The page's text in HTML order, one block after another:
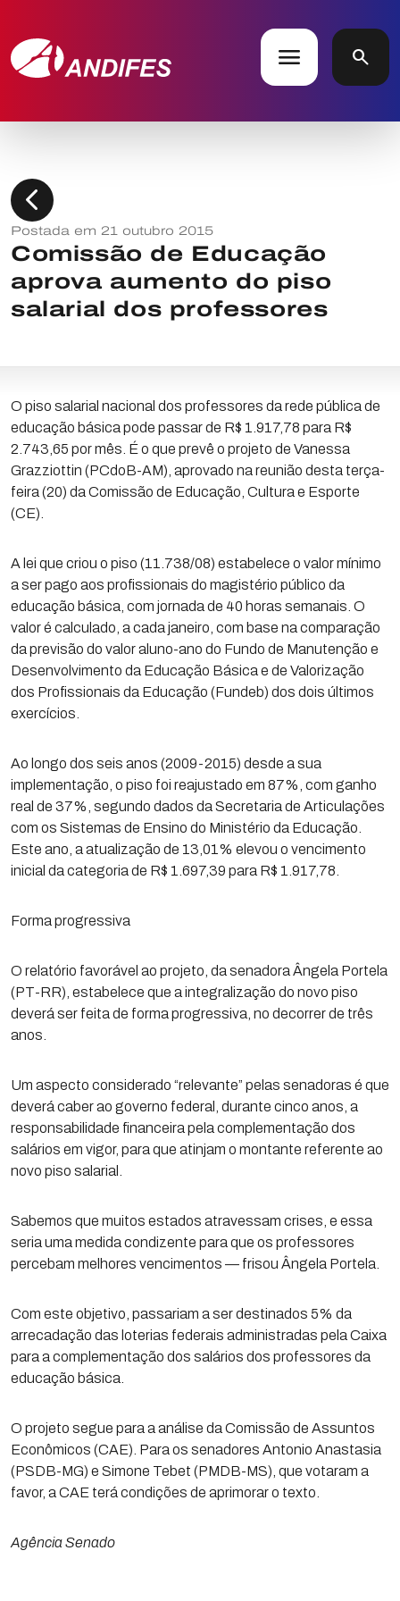
menu search
chevron_left
Postada em 21 outubro 2015
Comissão de Educação
aprova aumento do piso
salarial dos professores
O piso salarial nacional dos professores da rede pública de
educação básica pode passar de R$ 1.917,78 para R$
2.743,65 por mês. É o que prevê o projeto de Vanessa
Grazziottin (PCdoB-AM), aprovado na reunião desta terça-
feira (20) da Comissão de Educação, Cultura e Esporte
(CE).
A lei que criou o piso (11.738/08) estabelece o valor mínimo
a ser pago aos profissionais do magistério público da
educação básica, com jornada de 40 horas semanais. O
valor é calculado, a cada janeiro, com base na comparação
da previsão do valor aluno-ano do Fundo de Manutenção e
Desenvolvimento da Educação Básica e de Valorização
dos Profissionais da Educação (Fundeb) dos dois últimos
exercícios.
Ao longo dos seis anos (2009-2015) desde a sua
implementação, o piso foi reajustado em 87%, com ganho
real de 37%, segundo dados da Secretaria de Articulações
com os Sistemas de Ensino do Ministério da Educação.
Este ano, a atualização de 13,01% elevou o vencimento
inicial da categoria de R$ 1.697,39 para R$ 1.917,78.
Forma progressiva
O relatório favorável ao projeto, da senadora Ângela Portela
(PT-RR), estabelece que a integralização do novo piso
deverá ser feita de forma progressiva, no decorrer de três
anos.
Um aspecto considerado “relevante” pelas senadoras é que
deverá caber ao governo federal, durante cinco anos, a
responsabilidade financeira pela complementação dos
salários em vigor, para que atinjam o montante referente ao
novo piso salarial.
Sabemos que muitos estados atravessam crises, e essa
seria uma medida condizente para que os professores
percebam melhores vencimentos — frisou Ângela Portela.
Com este objetivo, passariam a ser destinados 5% da
arrecadação das loterias federais administradas pela Caixa
para a complementação dos salários dos professores da
educação básica.
O projeto segue para a análise da Comissão de Assuntos
Econômicos (CAE). Para os senadores Antonio Anastasia
(PSDB-MG) e Simone Tebet (PMDB-MS), que votaram a
favor, a CAE terá condições de aprimorar o texto.
Agência Senado